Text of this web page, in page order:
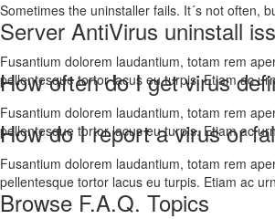
Sometimes the uninstaller fails. It´s not often,
Server AntiVirus uninstall
Fusantium dolorem laudantium, totam rem
pellentesque tortor lacus eu turpis. Etiam ac
How often do I get virus
Fusantium dolorem laudantium, totam rem
pellentesque tortor lacus eu turpis. Etiam ac
How do I report a virus or
Fusantium dolorem laudantium, totam rem
pellentesque tortor lacus eu turpis. Etiam ac
Browse F.A.Q. Topics